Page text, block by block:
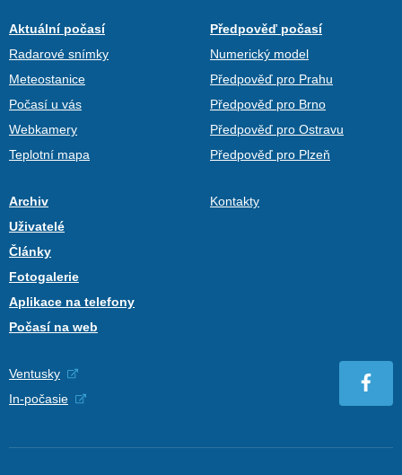
Aktuální počasí
Radarové snímky
Meteostanice
Počasí u vás
Webkamery
Teplotní mapa
Předpověď počasí
Numerický model
Předpověď pro Prahu
Předpověď pro Brno
Předpověď pro Ostravu
Předpověď pro Plzeň
Archiv
Uživatelé
Články
Fotogalerie
Aplikace na telefony
Počasí na web
Kontakty
Ventusky
In-počasie